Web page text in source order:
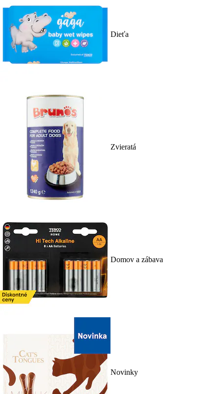
Dieťa
Zvieratá
Domov a zábava
Novinky